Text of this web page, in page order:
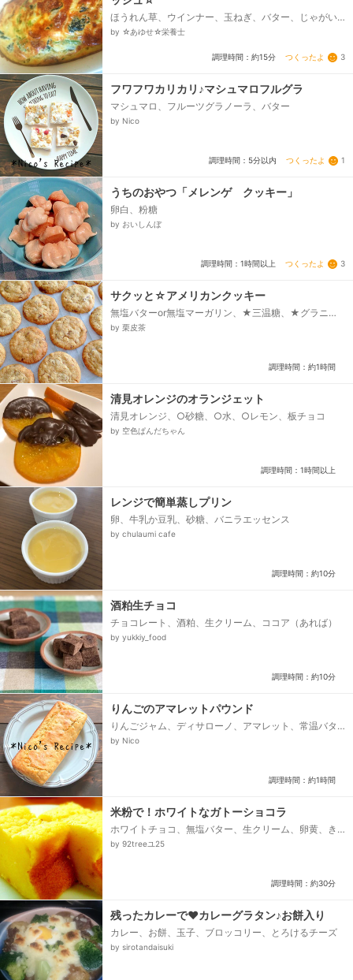
ほうれん草、ウインナー、玉ねぎ、バター、じゃがい
も、☆塩、☆こしょう、○粉末コンソメ、○マヨネー
by ☆あゆせ☆栄養士
調理時間：約15分 つくったよ 3
フワフワカリカリ♪マシュマロフルグラ
マシュマロ、フルーツグラノーラ、バター
by Nico
調理時間：5分以内 つくったよ 1
うちのおやつ「メレンゲ クッキー」
卵白、粉糖
by おいしんぼ
調理時間：1時間以上 つくったよ 3
サクッと☆アメリカンクッキー
無塩バターor無塩マーガリン、★三温糖、★グラニュ
ー糖、インスタントコーヒー、▲薄力粉、▲強力粉、
by 栗皮茶
調理時間：約1時間
清見オレンジのオランジェット
清見オレンジ、○砂糖、○水、○レモン、板チョコ
by 空色ぱんだちゃん
調理時間：1時間以上
レンジで簡単蒸しプリン
卵、牛乳か豆乳、砂糖、バニラエッセンス
by chulaumi cafe
調理時間：約10分
酒粕生チョコ
チョコレート、酒粕、生クリーム、ココア（あれば）
by yukkiy_food
調理時間：約10分
りんごのアマレットパウンド
りんごジャム、ディサローノ、アマレット、常温バタ
ー、グラニュー糖、卵(常温)、アーモンドパウダー、薄
by Nico
調理時間：約1時間
米粉で！ホワイトなガトーショコラ
ホワイトチョコ、無塩バター、生クリーム、卵黄、き
び砂糖、米粉、卵白、きび砂糖
by 92treeユ25
調理時間：約30分
残ったカレーで♥カレーグラタン♪お餅入り
カレー、お餅、玉子、ブロッコリー、とろけるチーズ
by sirotandaisuki